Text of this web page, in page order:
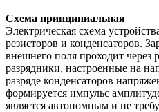
Схема принципиальная
Электрическая схема
резисторов и конденсаторов.
внешнего поля проходит через
разрядники, настроенные на
разряде конденсаторов
формируется импульс
является автономным и не